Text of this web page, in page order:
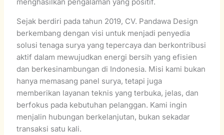
Sejak berdiri pada tahun 2019, CV. Pandawa Design
berkembang dengan visi untuk menjadi penyedia
solusi tenaga surya yang tepercaya dan berkontribusi
aktif dalam mewujudkan energi bersih yang efisien
dan berkesinambungan di Indonesia. Misi kami bukan
hanya memasang panel surya, tetapi juga
memberikan layanan teknis yang terbuka, jelas, dan
berfokus pada kebutuhan pelanggan. Kami ingin
menjalin hubungan berkelanjutan, bukan sekadar
transaksi satu kali.